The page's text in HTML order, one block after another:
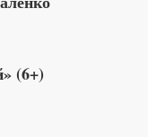
(6+)